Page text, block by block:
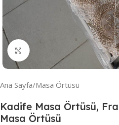
Resmi Büyüt
Ana Sayfa/Masa Örtüsü
Kadife Masa Örtüsü,
Masa Örtüsü